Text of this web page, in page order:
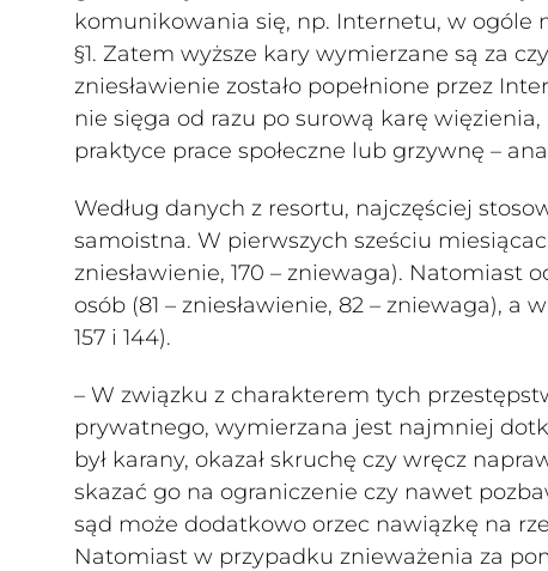
komunikowania się, np. Internetu, w ogóle
§1. Zatem wyższe kary wymierzane są za
zniesławienie zostało popełnione przez
nie sięga od razu po surową karę
praktyce prace społeczne lub grzywnę –
Według danych z resortu, najczęściej
samoistna. W pierwszych sześciu
zniesławienie, 170 – zniewaga). Natomiast
osób (81 – zniesławienie, 82 – zniewaga),
157 i 144).
– W związku z charakterem tych
prywatnego, wymierzana jest najmniej
był karany, okazał skruchę czy wręcz
skazać go na ograniczenie czy nawet
sąd może dodatkowo orzec nawiązkę na
Natomiast w przypadku znieważenia za